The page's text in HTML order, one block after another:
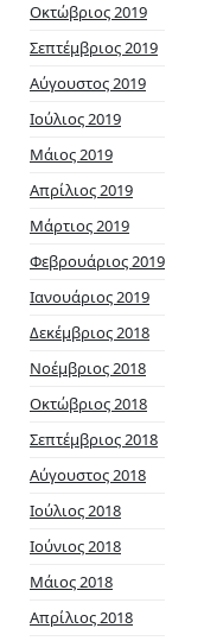
Οκτώβριος 2019
Σεπτέμβριος 2019
Αύγουστος 2019
Ιούλιος 2019
Μάιος 2019
Απρίλιος 2019
Μάρτιος 2019
Φεβρουάριος 2019
Ιανουάριος 2019
Δεκέμβριος 2018
Νοέμβριος 2018
Οκτώβριος 2018
Σεπτέμβριος 2018
Αύγουστος 2018
Ιούλιος 2018
Ιούνιος 2018
Μάιος 2018
Απρίλιος 2018